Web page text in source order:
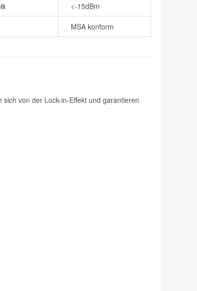
<-15dBm
MSA konform
von der Lock-in-Effekt und garantieren